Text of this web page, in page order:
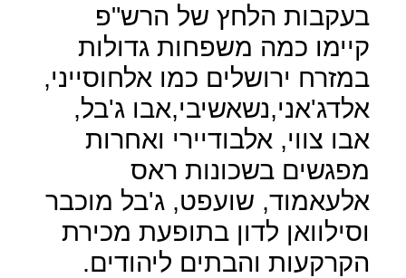
בעקבות הלחץ של הרש"פ
קיימו כמה משפחות גדולות
במזרח ירושלים כמו אלחוסייני,
אלדג'אני,נשאשיבי,אבו ג'בל,
אבו צווי, אלבודיירי ואחרות
מפגשים בשכונות ראס
אלעאמוד, שועפט, ג'בל מוכבר
וסילוואן לדון בתופעת מכירת
הקרקעות והבתים ליהודים.